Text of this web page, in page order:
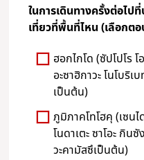
ในการเดินทางครั้งต่อไ
เที่ยวที่พื้นที่ไหน (เลือกต
ฮอกไกโด (ซัปโปโร โ
อะซาฮิกาวะ โนโบริเ
เป็นต้น)
ภูมิภาคโทโฮคุ (เซนไ
โนดาเตะ ซาโอะ กินซั
วะคามัสซึเป็นต้น)